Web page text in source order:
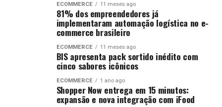
ECOMMERCE 11 meses ago
81% dos empreendedores já
implementaram automação logística no e-
commerce brasileiro
ECOMMERCE 11 meses ago
BIS apresenta pack sortido inédito com
cinco sabores icônicos
ECOMMERCE 1 ano ago
Shopper Now entrega em 15 minutos:
expansão e nova integração com iFood